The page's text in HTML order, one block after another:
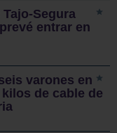
Segura
entrar en
varones en
de cable de